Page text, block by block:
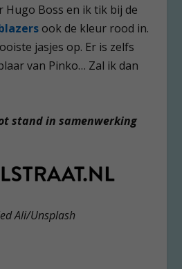
Hugo Boss en ik tik bij de
ook de kleur rood in.
jasjes op. Er is zelfs
van Pinko… Zal ik dan
stand in samenwerking
Ali/Unsplash